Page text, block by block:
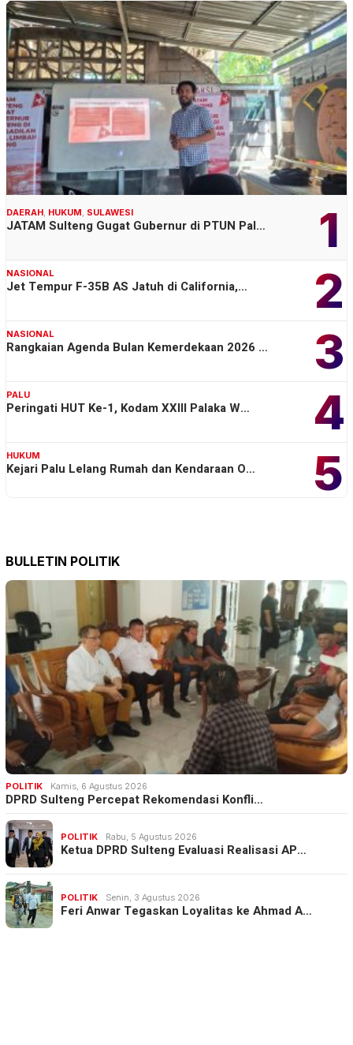
1
DAERAH HUKUM SULAWESI
JATAM Sulteng Gugat Gubernur di PTUN Pal…
2
NASIONAL
Jet Tempur F-35B AS Jatuh di California,…
3
NASIONAL
Rangkaian Agenda Bulan Kemerdekaan 2026 …
4
PALU
Peringati HUT Ke-1, Kodam XXIII Palaka W…
5
HUKUM
Kejari Palu Lelang Rumah dan Kendaraan O…
BULLETIN POLITIK
POLITIK Kamis, 6 Agustus 2026
DPRD Sulteng Percepat Rekomendasi Konfli…
POLITIK Rabu, 5 Agustus 2026
Ketua DPRD Sulteng Evaluasi Realisasi AP…
POLITIK Senin, 3 Agustus 2026
Feri Anwar Tegaskan Loyalitas ke Ahmad A…